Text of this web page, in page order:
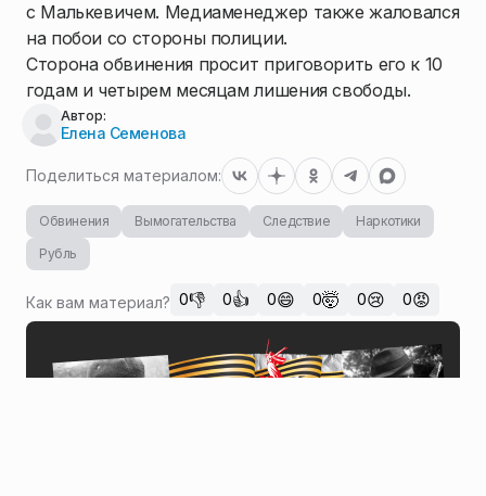
с Малькевичем. Медиаменеджер также жаловался
на побои со стороны полиции.
Сторона обвинения просит приговорить его к 10
годам и четырем месяцам лишения свободы.
Автор:
Елена Семенова
Поделиться материалом:
Обвинения Вымогательства Следствие
Наркотики
Рубль
Как вам материал? 0👎 0👍 0😄 0🤯 0😢 0😡